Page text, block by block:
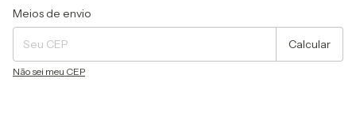
Entregas para o CEP:
Meios de envio
Calcular
Não sei meu CEP